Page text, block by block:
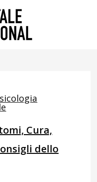
Cura,
dello